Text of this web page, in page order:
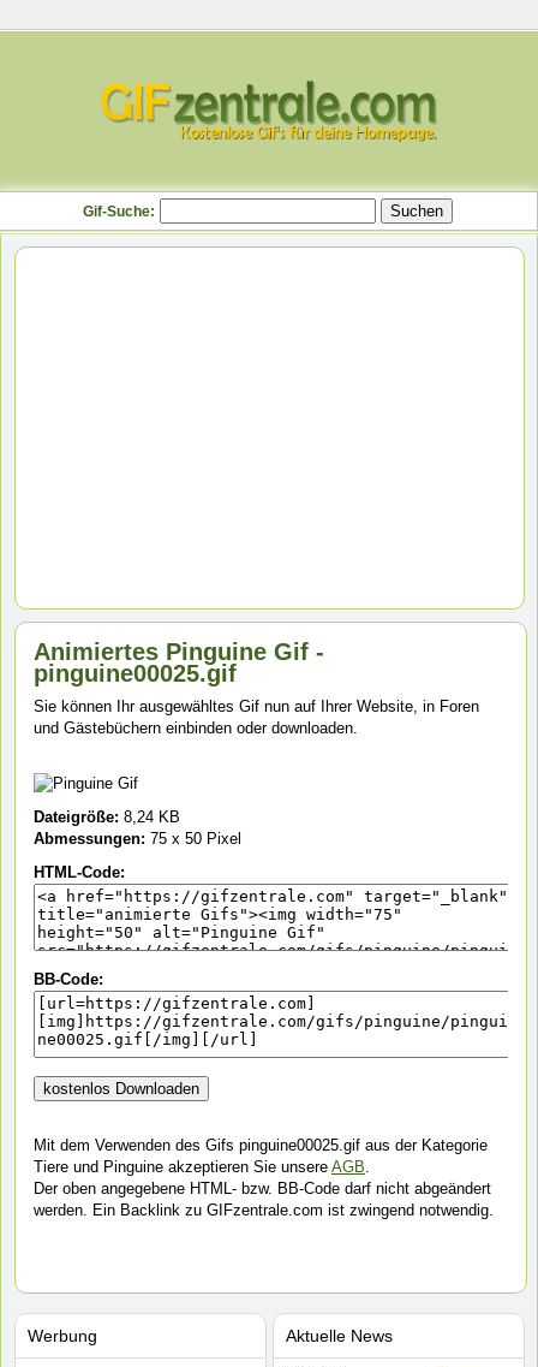
Gif-Suche:
Animiertes Pinguine Gif -
pinguine00025.gif
Sie können Ihr ausgewähltes Gif nun auf Ihrer Website, in Foren
und Gästebüchern einbinden oder downloaden.
Dateigröße: 8,24 KB
Abmessungen: 75 x 50 Pixel
HTML-Code:
BB-Code:
Mit dem Verwenden des Gifs pinguine00025.gif aus der Kategorie
Tiere und Pinguine akzeptieren Sie unsere AGB.
Der oben angegebene HTML- bzw. BB-Code darf nicht abgeändert
werden. Ein Backlink zu GIFzentrale.com ist zwingend notwendig.
Aktuelle News
Werbung